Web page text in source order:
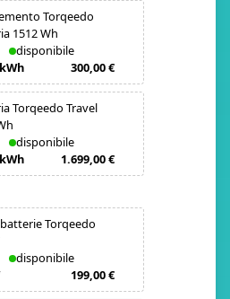
Torqeedo
1512 Wh
disponibile
300,00 €
Torqeedo Travel
disponibile
1.699,00 €
Torqeedo
disponibile
199,00 €